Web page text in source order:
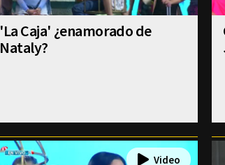
'La Caja' ¿enamorado de
Nataly?